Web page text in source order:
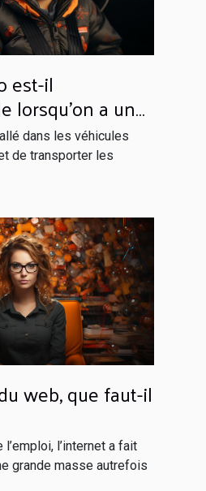
est-il
lorsqu’on a un
? dans les véhicules
de transporter les
web, que faut-il
l’emploi, l’internet a fait
grande masse autrefois